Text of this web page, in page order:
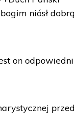
niósł dobrą
on
przed